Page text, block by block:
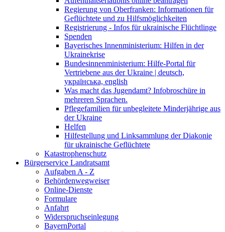
Regierung von Oberfranken: Informationen für
Geflüchtete und zu Hilfsmöglichkeiten
Registrierung - Infos für ukrainische Flüchtlinge
Spenden
Bayerisches Innenministerium: Hilfen in der
Ukrainekrise
Bundesinnenministerium: Hilfe-Portal für
Vertriebene aus der Ukraine | deutsch,
українська, english
Was macht das Jugendamt? Infobroschüre in
mehreren Sprachen.
Pflegefamilien für unbegleitete Minderjährige aus
der Ukraine
Helfen
Hilfestellung und Linksammlung der Diakonie
für ukrainische Geflüchtete
Katastrophenschutz
Bürgerservice Landratsamt
Aufgaben A - Z
Behördenwegweiser
Online-Dienste
Formulare
Anfahrt
Widerspruchseinlegung
BayernPortal